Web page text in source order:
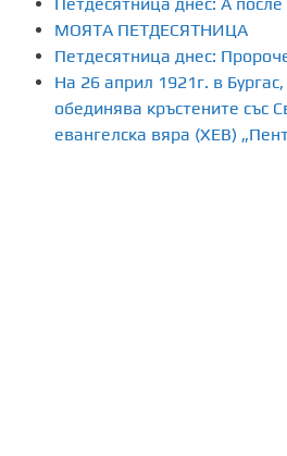
МОЯТА ПЕТДЕСЯТНИЦА
Петдесятница днес:
На 26 април 1921г. в
обединява кръстените със
евангелска вяра (ХЕВ)